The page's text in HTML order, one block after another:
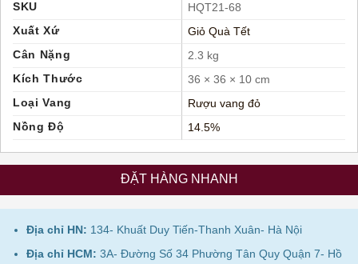
SKU
HQT21-68
Xuất Xứ
Giỏ Quà Tết
Cân Nặng
2.3 kg
Kích Thước
36 × 36 × 10 cm
Loại Vang
Rượu vang đỏ
Nồng Độ
14.5%
ĐẶT HÀNG NHANH
Địa chỉ HN: 134- Khuất Duy Tiến-Thanh Xuân- Hà Nội
Địa chỉ HCM: 3A- Đường Số 34 Phường Tân Quy Quận 7- Hồ